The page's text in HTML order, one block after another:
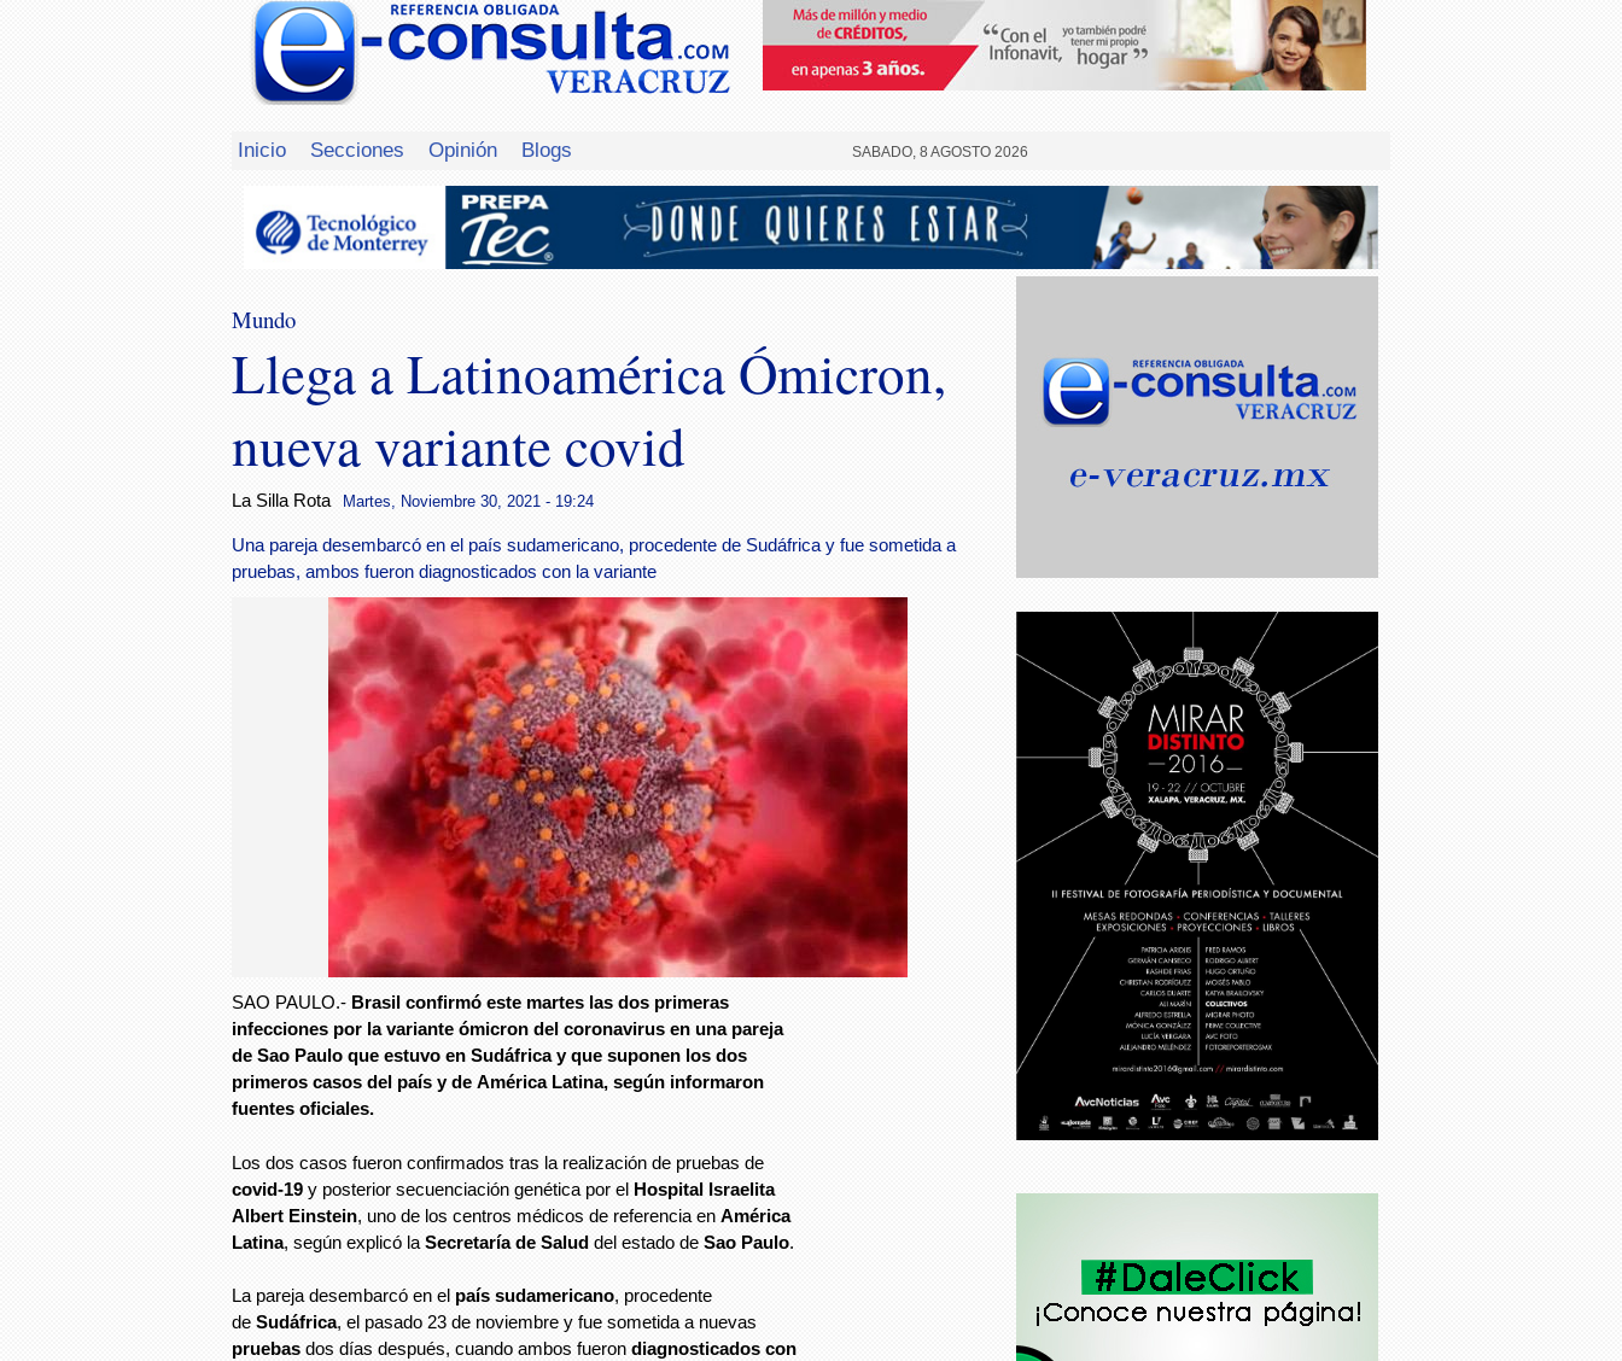
Inicio Secciones Opinión Blogs SABADO, 8 AGOSTO 2026
Mundo
Llega a Latinoamérica Ómicron,
nueva variante covid
La Silla Rota Martes, Noviembre 30, 2021 - 19:24
Una pareja desembarcó en el país sudamericano, procedente de Sudáfrica y fue sometida a
pruebas, ambos fueron diagnosticados con la variante
SAO PAULO.- Brasil confirmó este martes las dos primeras
infecciones por la variante ómicron del coronavirus en una pareja
de Sao Paulo que estuvo en Sudáfrica y que suponen los dos
primeros casos del país y de América Latina, según informaron
fuentes oficiales.
Los dos casos fueron confirmados tras la realización de pruebas de
covid-19 y posterior secuenciación genética por el Hospital Israelita
Albert Einstein, uno de los centros médicos de referencia en América
Latina, según explicó la Secretaría de Salud del estado de Sao Paulo.
La pareja desembarcó en el país sudamericano, procedente
de Sudáfrica, el pasado 23 de noviembre y fue sometida a nuevas
pruebas dos días después, cuando ambos fueron diagnosticados con